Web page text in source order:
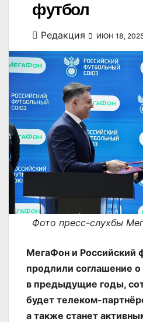
футбол
Редакция ИЮН 18,
Фото пресс-слухбы
МегаФон и Российский
продлили соглашение о
в предыдущие годы,
будет телеком-
а также станет